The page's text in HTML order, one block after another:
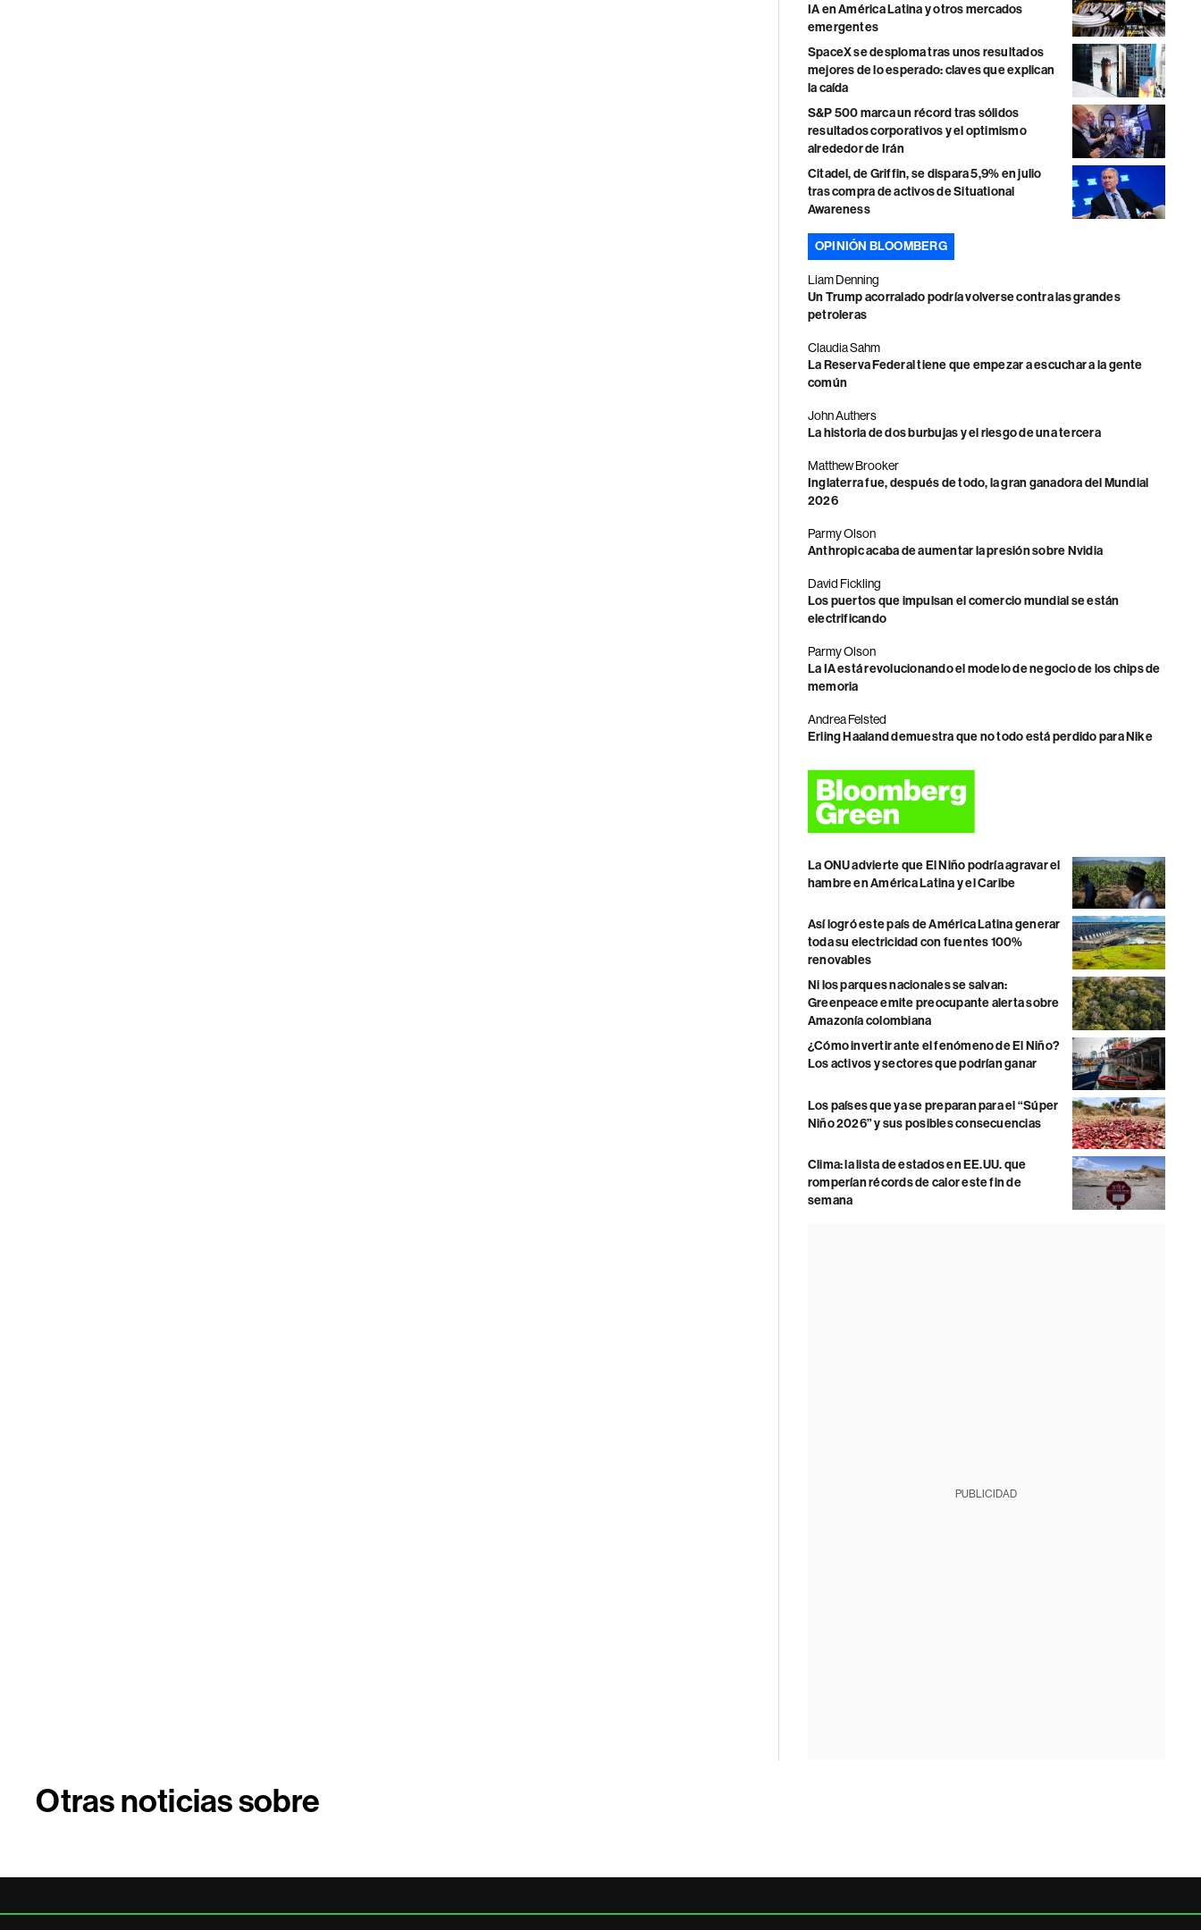
IA en América Latina y otros mercados
emergentes
SpaceX se desploma tras unos resultados
mejores de lo esperado: claves que explican
la caída
S&P 500 marca un récord tras sólidos
resultados corporativos y el optimismo
alrededor de Irán
Citadel, de Griffin, se dispara 5,9% en julio
tras compra de activos de Situational
Awareness
OPINIÓN BLOOMBERG
Liam Denning
Un Trump acorralado podría volverse contra las grandes
petroleras
Claudia Sahm
La Reserva Federal tiene que empezar a escuchar a la gente
común
John Authers
La historia de dos burbujas y el riesgo de una tercera
Matthew Brooker
Inglaterra fue, después de todo, la gran ganadora del Mundial
2026
Parmy Olson
Anthropic acaba de aumentar la presión sobre Nvidia
David Fickling
Los puertos que impulsan el comercio mundial se están
electrificando
Parmy Olson
La IA está revolucionando el modelo de negocio de los chips de
memoria
Andrea Felsted
Erling Haaland demuestra que no todo está perdido para Nike
La ONU advierte que El Niño podría agravar el
hambre en América Latina y el Caribe
Así logró este país de América Latina generar
toda su electricidad con fuentes 100%
renovables
Ni los parques nacionales se salvan:
Greenpeace emite preocupante alerta sobre
Amazonía colombiana
¿Cómo invertir ante el fenómeno de El Niño?
Los activos y sectores que podrían ganar
Los países que ya se preparan para el “Súper
Niño 2026” y sus posibles consecuencias
Clima: la lista de estados en EE.UU. que
romperían récords de calor este fin de
semana
PUBLICIDAD
Otras noticias sobre